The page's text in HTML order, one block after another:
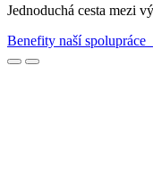
Jednoduchá cesta mezi
Benefity naší spolupráce